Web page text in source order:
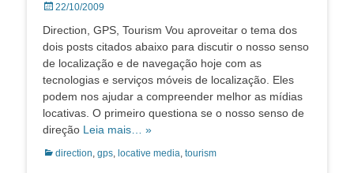
Posted
22/10/2009
Direction, GPS, Tourism Vou aproveitar o tema dos
dois posts citados abaixo para discutir o nosso senso
de localização e de navegação hoje com as
tecnologias e serviços móveis de localização. Eles
podem nos ajudar a compreender melhor as mídias
locativas. O primeiro questiona se o nosso senso de
direção Leia mais… »
Categorias:
direction, gps, locative media, tourism